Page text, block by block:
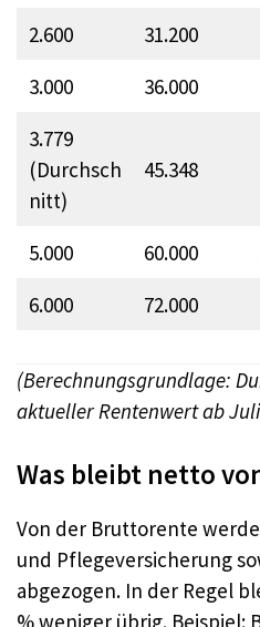
2.600
31.200
3.000
36.000
3.779
(Durchsch
nitt)
45.348
5.000 60.000
6.000
72.000
(Berechnungsgrundlage:
aktueller Rentenwert ab
Was bleibt netto
Von der Bruttorente
und Pflegeversicherung
abgezogen. In der Regel